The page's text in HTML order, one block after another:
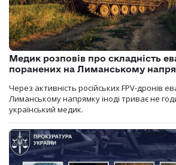
Медик розповів про складність
поранених на Лиманському
Через активність російських FPV-дронів
Лиманському напрямку іноді триває не
український медик.